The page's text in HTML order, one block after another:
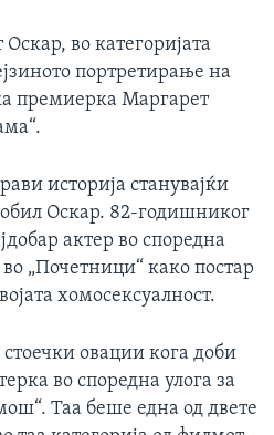
во категоријата
портретирање на
премиерка Маргарет
историја станувајќи
Оскар. 82-годишниког
актер во споредна
во „Почетници“ како постар
хомосексуалност.
овации кога доби
во споредна улога за
Таа беше една од двете